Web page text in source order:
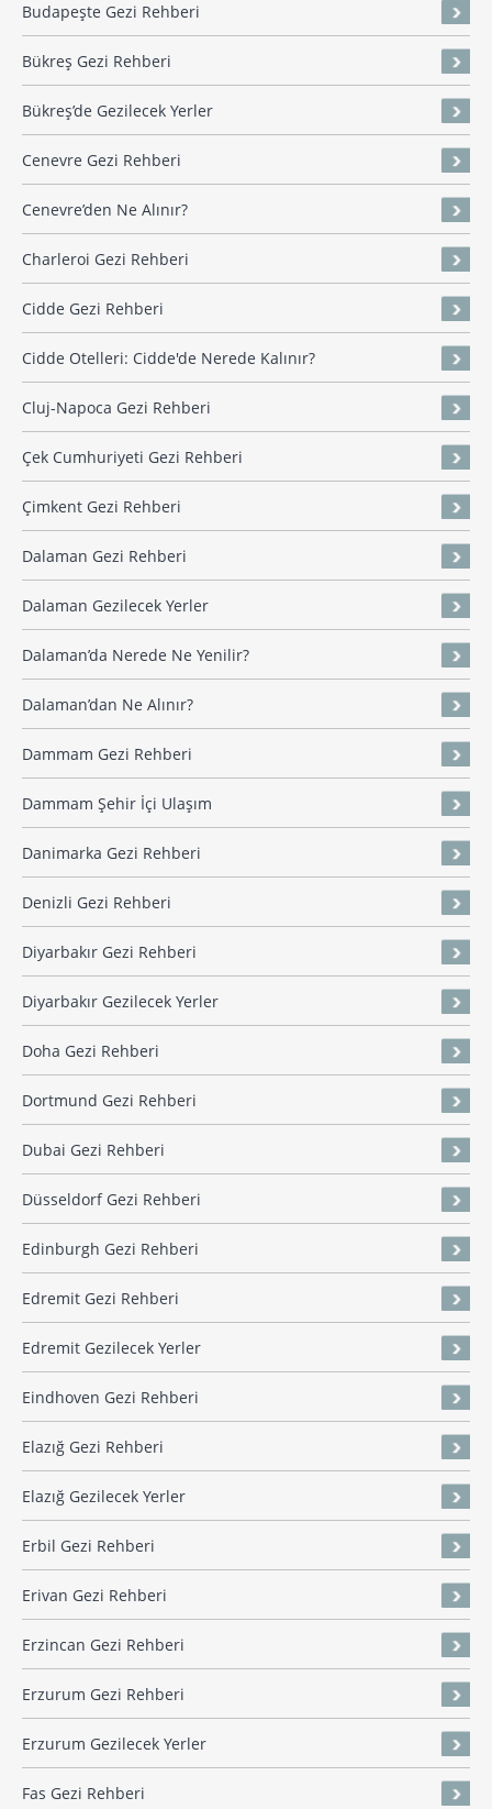
Budapeşte Gezi Rehberi
Bükreş Gezi Rehberi
Bükreş’de Gezilecek Yerler
Cenevre Gezi Rehberi
Cenevre’den Ne Alınır?
Charleroi Gezi Rehberi
Cidde Gezi Rehberi
Cidde Otelleri: Cidde'de Nerede Kalınır?
Cluj-Napoca Gezi Rehberi
Çek Cumhuriyeti Gezi Rehberi
Çimkent Gezi Rehberi
Dalaman Gezi Rehberi
Dalaman Gezilecek Yerler
Dalaman’da Nerede Ne Yenilir?
Dalaman’dan Ne Alınır?
Dammam Gezi Rehberi
Dammam Şehir İçi Ulaşım
Danimarka Gezi Rehberi
Denizli Gezi Rehberi
Diyarbakır Gezi Rehberi
Diyarbakır Gezilecek Yerler
Doha Gezi Rehberi
Dortmund Gezi Rehberi
Dubai Gezi Rehberi
Düsseldorf Gezi Rehberi
Edinburgh Gezi Rehberi
Edremit Gezi Rehberi
Edremit Gezilecek Yerler
Eindhoven Gezi Rehberi
Elazığ Gezi Rehberi
Elazığ Gezilecek Yerler
Erbil Gezi Rehberi
Erivan Gezi Rehberi
Erzincan Gezi Rehberi
Erzurum Gezi Rehberi
Erzurum Gezilecek Yerler
Fas Gezi Rehberi